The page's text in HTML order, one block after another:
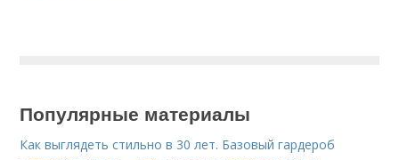
Популярные материалы
Как выглядеть стильно в 30 лет. Базовый гардероб